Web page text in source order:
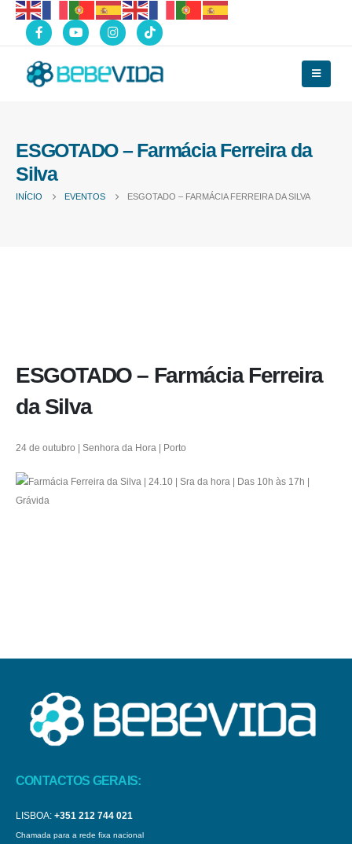
ESGOTADO – Farmácia Ferreira da
Silva
INÍCIO EVENTOS ESGOTADO – FARMÁCIA FERREIRA DA SILVA
ESGOTADO – Farmácia Ferreira
da Silva
24 de outubro | Senhora da Hora | Porto
CONTACTOS GERAIS:
LISBOA: +351 212 744 021
Chamada para a rede fixa nacional